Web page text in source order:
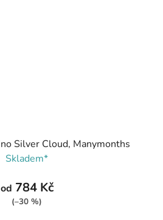
Silver Cloud, Manymonths
Skladem*
od 784 Kč
(–30 %)